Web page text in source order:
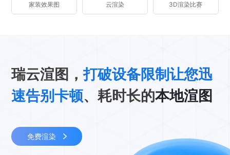
家装效果图 云渲染 3D渲染比赛
瑞云渲图，打破设备限制让您迅
速告别卡顿、耗时长的本地渲图
免费渲染